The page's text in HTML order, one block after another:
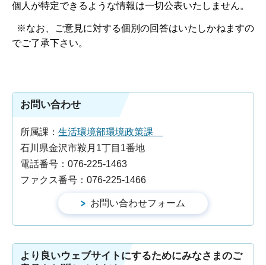
個人が特定できるような情報は一切公表いたしません。
※なお、ご意見に対する個別の回答はいたしかねますの
でご了承下さい。
お問い合わせ
所属課： 生活環境部環境政策課
石川県金沢市鞍月1丁目1番地
電話番号：076-225-1463
ファクス番号：076-225-1466
より良いウェブサイトにするためにみなさまのご